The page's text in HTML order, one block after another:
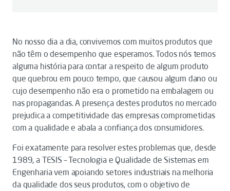
No nosso dia a dia, convivemos com muitos produtos que
não têm o desempenho que esperamos. Todos nós temos
alguma história para contar a respeito de algum produto
que quebrou em pouco tempo, que causou algum dano ou
cujo desempenho não era o prometido na embalagem ou
nas propagandas. A presença destes produtos no mercado
prejudica a competitividade das empresas comprometidas
com a qualidade e abala a confiança dos consumidores.
Foi exatamente para resolver estes problemas que, desde
1989, a TESIS – Tecnologia e Qualidade de Sistemas em
Engenharia vem apoiando setores industriais na melhoria
da qualidade dos seus produtos, com o objetivo de